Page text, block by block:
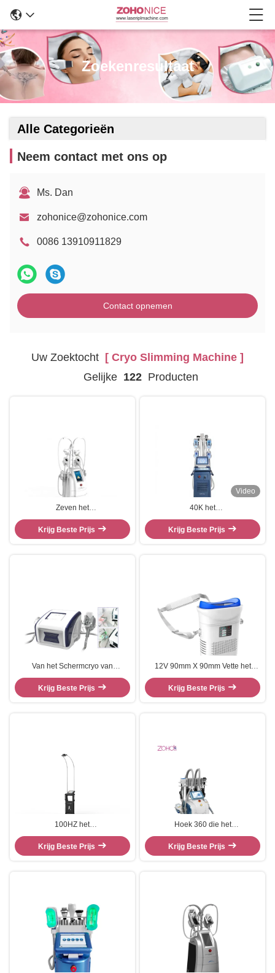
Zoekenresultaat
Alle Categorieën
Neem contact met ons op
Ms. Dan
zohonice@zohonice.com
0086 13910911829
Contact opnemen
Uw Zoektocht [ Cryo Slimming Machine ]
Gelijke 122Producten
Zeven het
Vermageringsdieetmachine van
de Handvatten Vette Vorst 80kpa
Cryo
Krijg Beste Prijs
Video
40K het
Vermageringsdieetmachine van
Cryo van de cavitatierf Lipo Laser
Krijg Beste Prijs
Van het Schermcryo van
draagbare 80KPa 8“ het
Vermageringsdieetmachine
Krijg Beste Prijs
12V 90mm X 90mm Vette het
Bevriezen Cryo
Vermageringsdieetmachine
Krijg Beste Prijs
100HZ het
Vermageringsdieetmachine van
de zwaarlijvigheidsdiagnose 220v
Cryo
Krijg Beste Prijs
Hoek 360 die het
Vermageringsdieetmachine
omringen van 40k Cryolipolysis
Krijg Beste Prijs